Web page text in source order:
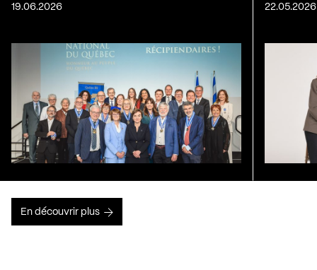
19.06.2026 22.05.2026
En découvrir plus